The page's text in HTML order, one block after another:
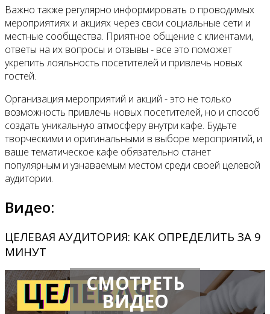
Важно также регулярно информировать о проводимых
мероприятиях и акциях через свои социальные сети и
местные сообщества. Приятное общение с клиентами,
ответы на их вопросы и отзывы - все это поможет
укрепить лояльность посетителей и привлечь новых
гостей.
Организация мероприятий и акций - это не только
возможность привлечь новых посетителей, но и способ
создать уникальную атмосферу внутри кафе. Будьте
творческими и оригинальными в выборе мероприятий, и
ваше тематическое кафе обязательно станет
популярным и узнаваемым местом среди своей целевой
аудитории.
Видео:
ЦЕЛЕВАЯ АУДИТОРИЯ: КАК ОПРЕДЕЛИТЬ ЗА 9
МИНУТ
СМОТРЕТЬ
ВИДЕО